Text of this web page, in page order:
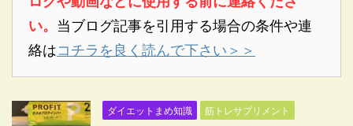
い。 当ブログ記事を引用する場合の条件や連
絡はコチラを良く読んで下さい＞＞
ダイエットまめ知識 筋トレサプリメント